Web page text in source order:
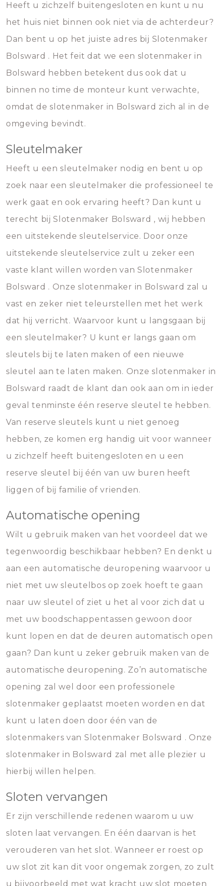
Heeft u zichzelf buitengesloten en kunt u nu
het huis niet binnen ook niet via de achterdeur?
Dan bent u op het juiste adres bij Slotenmaker
Bolsward . Het feit dat we een slotenmaker in
Bolsward hebben betekent dus ook dat u
binnen no time de monteur kunt verwachte,
omdat de slotenmaker in Bolsward zich al in de
omgeving bevindt.
Sleutelmaker
Heeft u een sleutelmaker nodig en bent u op
zoek naar een sleutelmaker die professioneel te
werk gaat en ook ervaring heeft? Dan kunt u
terecht bij Slotenmaker Bolsward , wij hebben
een uitstekende sleutelservice. Door onze
uitstekende sleutelservice zult u zeker een
vaste klant willen worden van Slotenmaker
Bolsward . Onze slotenmaker in Bolsward zal u
vast en zeker niet teleurstellen met het werk
dat hij verricht. Waarvoor kunt u langsgaan bij
een sleutelmaker? U kunt er langs gaan om
sleutels bij te laten maken of een nieuwe
sleutel aan te laten maken. Onze slotenmaker in
Bolsward raadt de klant dan ook aan om in ieder
geval tenminste één reserve sleutel te hebben.
Van reserve sleutels kunt u niet genoeg
hebben, ze komen erg handig uit voor wanneer
u zichzelf heeft buitengesloten en u een
reserve sleutel bij één van uw buren heeft
liggen of bij familie of vrienden.
Automatische opening
Wilt u gebruik maken van het voordeel dat we
tegenwoordig beschikbaar hebben? En denkt u
aan een automatische deuropening waarvoor u
niet met uw sleutelbos op zoek hoeft te gaan
naar uw sleutel of ziet u het al voor zich dat u
met uw boodschappentassen gewoon door
kunt lopen en dat de deuren automatisch open
gaan? Dan kunt u zeker gebruik maken van de
automatische deuropening. Zo’n automatische
opening zal wel door een professionele
slotenmaker geplaatst moeten worden en dat
kunt u laten doen door één van de
slotenmakers van Slotenmaker Bolsward . Onze
slotenmaker in Bolsward zal met alle plezier u
hierbij willen helpen.
Sloten vervangen
Er zijn verschillende redenen waarom u uw
sloten laat vervangen. En één daarvan is het
verouderen van het slot. Wanneer er roest op
uw slot zit kan dit voor ongemak zorgen, zo zult
u bijvoorbeeld met wat kracht uw slot moeten